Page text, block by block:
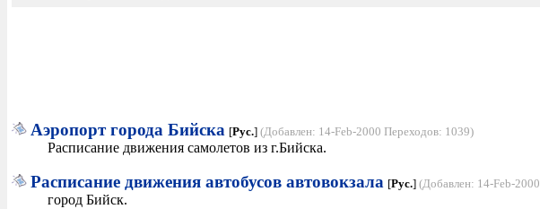
Аэропорт города Бийска [Рус.] (Добавлен: 14-Feb-2000 Переходов: 1039)
Расписание движения самолетов из г.Бийска.
Расписание движения автобусов автовокзала [Рус.] (Добавлен: 14-Feb-
город Бийск.